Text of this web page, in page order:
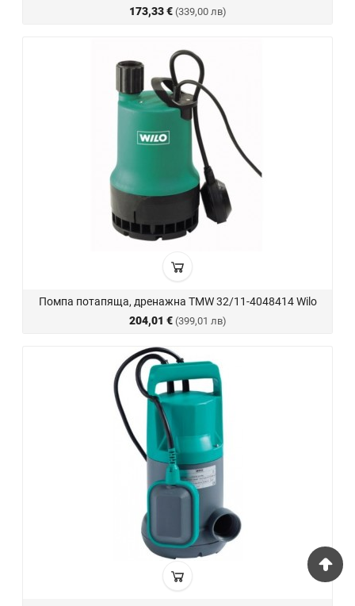
173,33 € (339,00 лв)
Помпа потапяща, дренажна TMW 32/11-4048414 Wilo
204,01 € (399,01 лв)